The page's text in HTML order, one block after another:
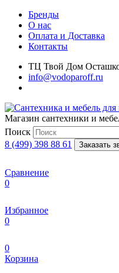
Бренды
О нас
Оплата и Доставка
Контакты
ТЦ Твой Дом
info@vodoparoff.ru
Магазин сантехники и
Поиск
8 (499) 398 88 61 Заказать
Сравнение
0
Избранное
0
0
Корзина